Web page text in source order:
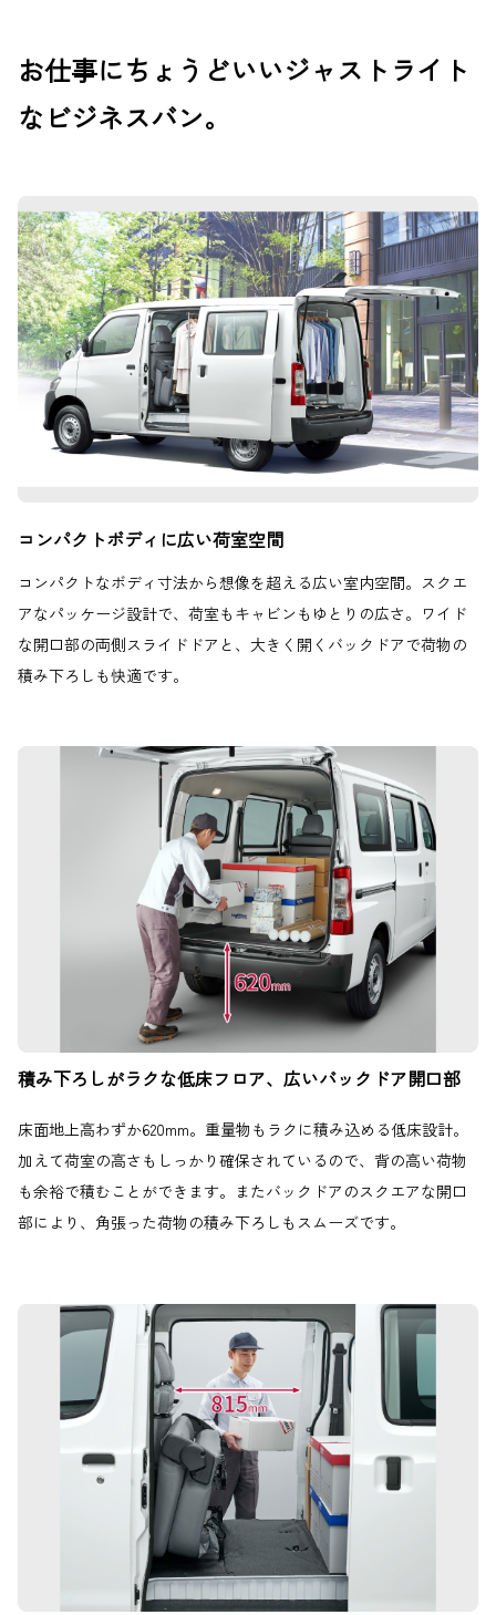
お仕事にちょうどいいジャストライト
なビジネスバン。
コンパクトボディに広い荷室空間
コンパクトなボディ寸法から想像を超える広い室内空間。スクエ
アなパッケージ設計で、荷室もキャビンもゆとりの広さ。ワイド
な開口部の両側スライドドアと、大きく開くバックドアで荷物の
積み下ろしも快適です。
積み下ろしがラクな低床フロア、広いバックドア開口部
床面地上高わずか620mm。重量物もラクに積み込める低床設計。
加えて荷室の高さもしっかり確保されているので、背の高い荷物
も余裕で積むことができます。またバックドアのスクエアな開口
部により、角張った荷物の積み下ろしもスムーズです。